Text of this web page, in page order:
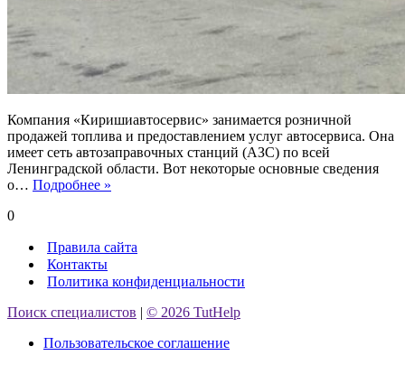
Компания «Киришиавтосервис» занимается розничной
продажей топлива и предоставлением услуг автосервиса. Она
имеет сеть автозаправочных станций (АЗС) по всей
Ленинградской области. Вот некоторые основные сведения
о… Подробнее »
0
Правила сайта
Контакты
Политика конфиденциальности
Поиск специалистов | © 2026 TutHelp
Пользовательское соглашение